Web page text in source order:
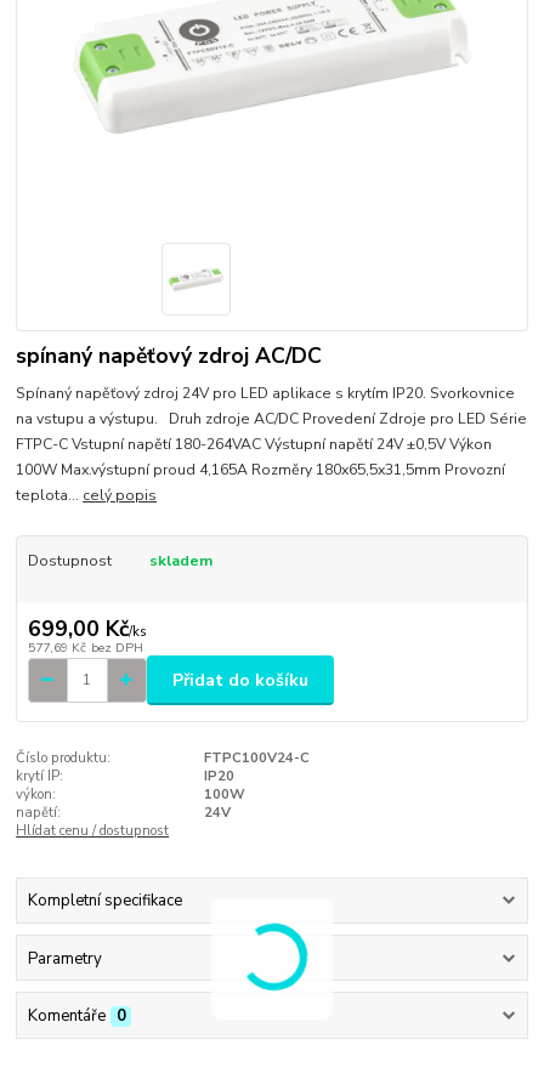
spínaný napěťový zdroj AC/DC
Spínaný napěťový zdroj 24V pro LED aplikace s krytím IP20. Svorkovnice
na vstupu a výstupu. Druh zdroje AC/DC Provedení Zdroje pro LED Série
FTPC-C Vstupní napětí 180-264VAC Výstupní napětí 24V ±0,5V Výkon
100W Max.výstupní proud 4,165A Rozměry 180x65,5x31,5mm Provozní
teplota... celý popis
Dostupnost skladem
699,00 Kč/ks
577,69 Kč bez DPH
Přidat do košíku
Číslo produktu:
FTPC100V24-C
krytí IP:
IP20
výkon:
100W
napětí:
24V
Hlídat cenu / dostupnost
Kompletní specifikace
Parametry
Komentáře 0